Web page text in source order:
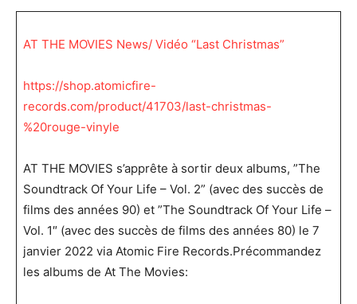
AT THE MOVIES News/ Vidéo “Last Christmas”
https://shop.atomicfire-
records.com/product/41703/last-christmas-
%20rouge-vinyle
AT THE MOVIES s’apprête à sortir deux albums, ”The
Soundtrack Of Your Life – Vol. 2” (avec des succès de
films des années 90) et ”The Soundtrack Of Your Life –
Vol. 1″ (avec des succès de films des années 80) le 7
janvier 2022 via Atomic Fire Records.Précommandez
les albums de At The Movies: